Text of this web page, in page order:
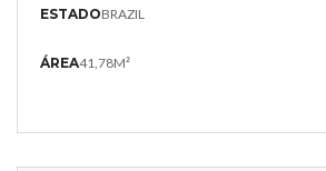
ESTADOBRAZIL
ÁREA41,78M²